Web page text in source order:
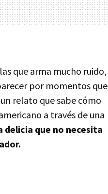
que arma mucho ruido,
por momentos que
relato que sabe cómo
a través de una
delicia que no necesita